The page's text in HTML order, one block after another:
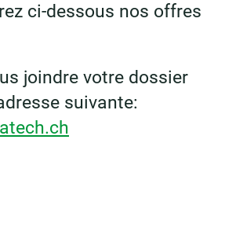
ci-dessous nos offres
joindre votre dossier
suivante: